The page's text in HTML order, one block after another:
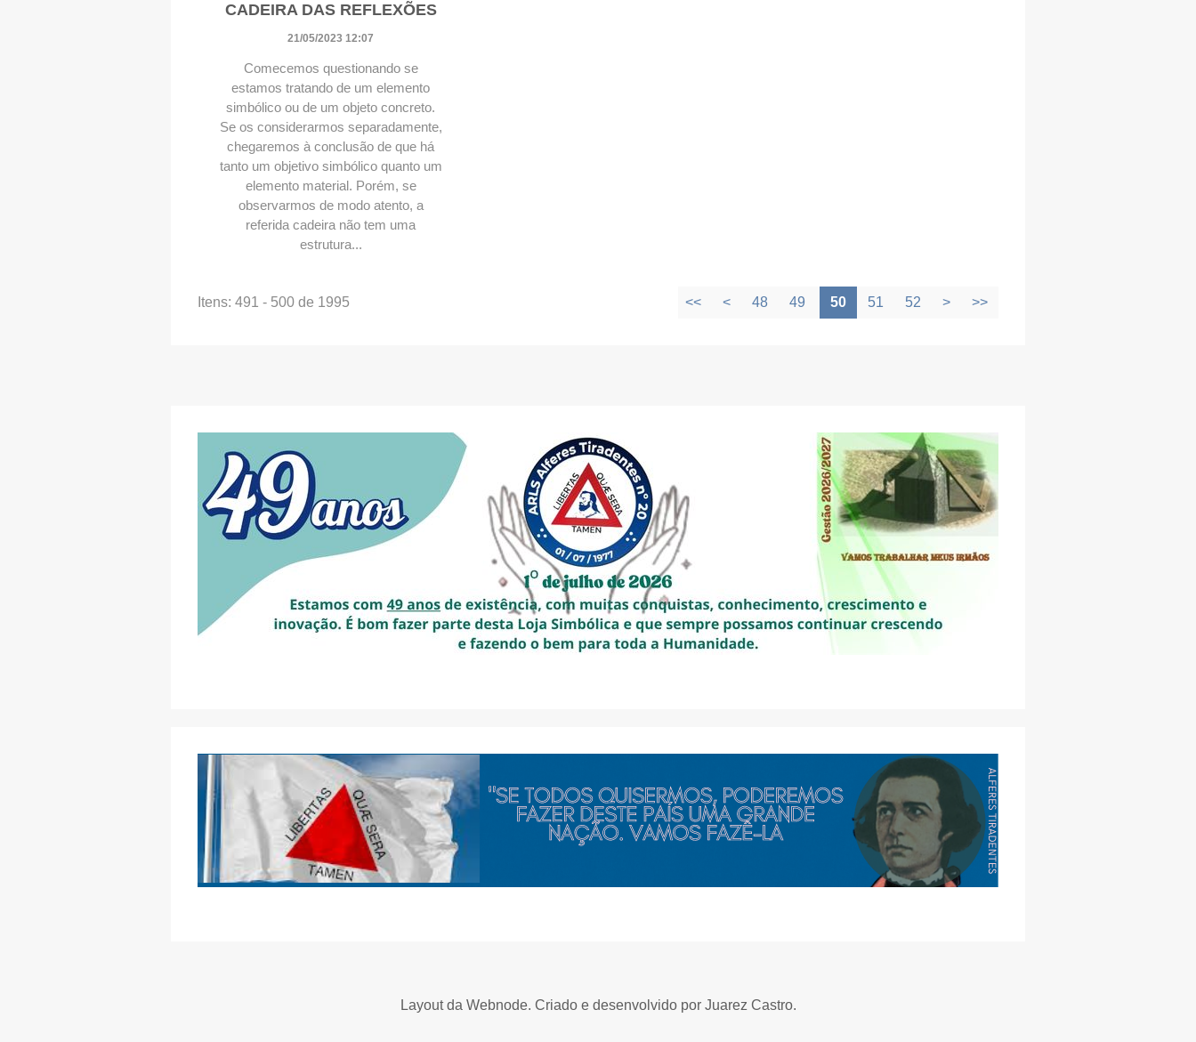
CADEIRA DAS REFLEXÕES
21/05/2023 12:07
Comecemos questionando se
estamos tratando de um elemento
simbólico ou de um objeto concreto.
Se os considerarmos separadamente,
chegaremos à conclusão de que há
tanto um objetivo simbólico quanto um
elemento material. Porém, se
observarmos de modo atento, a
referida cadeira não tem uma
estrutura...
Itens: 491 - 500 de 1995 << < 48 49 50 51 52 > >>
Layout da Webnode. Criado e desenvolvido por Juarez Castro.